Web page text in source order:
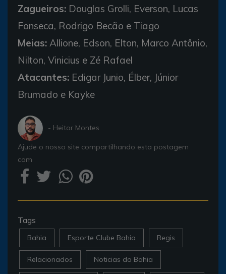
Zagueiros: Douglas Grolli, Everson, Lucas
Fonseca, Rodrigo Becão e Tiago
Meias: Allione, Edson, Elton, Marco Antônio,
Nilton, Vinicius e Zé Rafael
Atacantes: Edigar Junio, Élber, Júnior
Brumado e Kayke
- Heitor Montes
Ajude o nosso site compartilhando esta postagem
com
Tags
Bahia Esporte Clube Bahia Regis
Relacionados Noticias do Bahia